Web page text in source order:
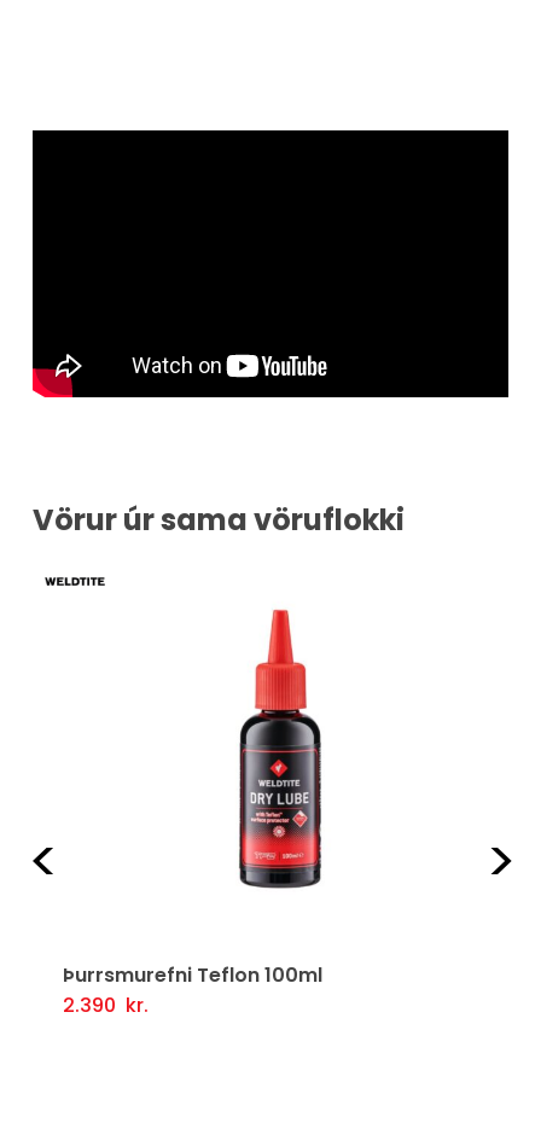
Vörur úr sama vöruflokki
Þurrsmurefni Teflon 100ml
2.390 kr.
Setja Í Körfu